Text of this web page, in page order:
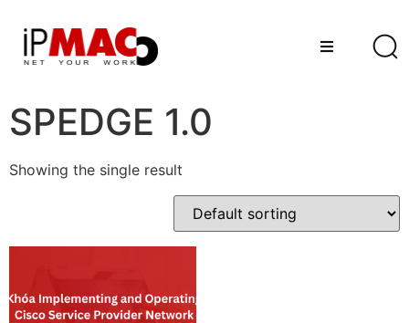
SPEDGE 1.0
Showing the single result